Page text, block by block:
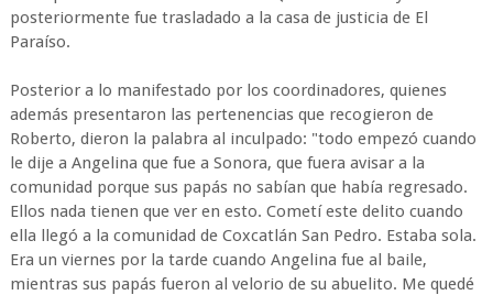
posteriormente fue trasladado a la casa de justicia de El
Paraíso.
Posterior a lo manifestado por los coordinadores, quienes
además presentaron las pertenencias que recogieron de
Roberto, dieron la palabra al inculpado: "todo empezó cuando
le dije a Angelina que fue a Sonora, que fuera avisar a la
comunidad porque sus papás no sabían que había regresado.
Ellos nada tienen que ver en esto. Cometí este delito cuando
ella llegó a la comunidad de Coxcatlán San Pedro. Estaba sola.
Era un viernes por la tarde cuando Angelina fue al baile,
mientras sus papás fueron al velorio de su abuelito. Me quedé